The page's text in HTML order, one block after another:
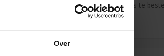
Over
Duizenden klanten raden jou aan bij ons te
(lees de onafhankelijke reviews)